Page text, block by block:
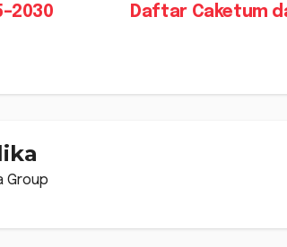
Daftar Caketum
Group